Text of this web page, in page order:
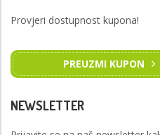
Provjeri dostupnost kupona!
PREUZMI KUPON
NEWSLETTER